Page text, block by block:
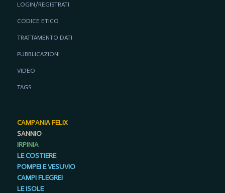
LOGIN/REGISTRATI
CODICE ETICO
TRATTAMENTO DATI
PUBBLICAZIONI
VIDEO
TAGS
CAMPANIA FELIX
SANNIO
IRPINIA
LE COSTIERE
POMPEI E VESUVIO
CAMPI FLEGREI
LE ISOLE